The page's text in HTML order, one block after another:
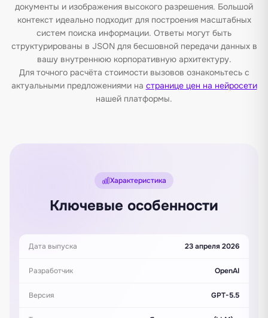
документы и изображения высокого разрешения. Большой
контекст идеально подходит для построения масштабных
систем поиска информации. Ответы могут быть
структурированы в JSON для бесшовной передачи данных в
вашу внутреннюю корпоративную архитектуру.
Для точного расчёта стоимости вызовов ознакомьтесь с
актуальными предложениями на странице цен на нейросети
нашей платформы.
Характеристика
Ключевые особенности
Дата выпуска 23 апреля 2026
Разработчик OpenAI
Версия GPT-5.5